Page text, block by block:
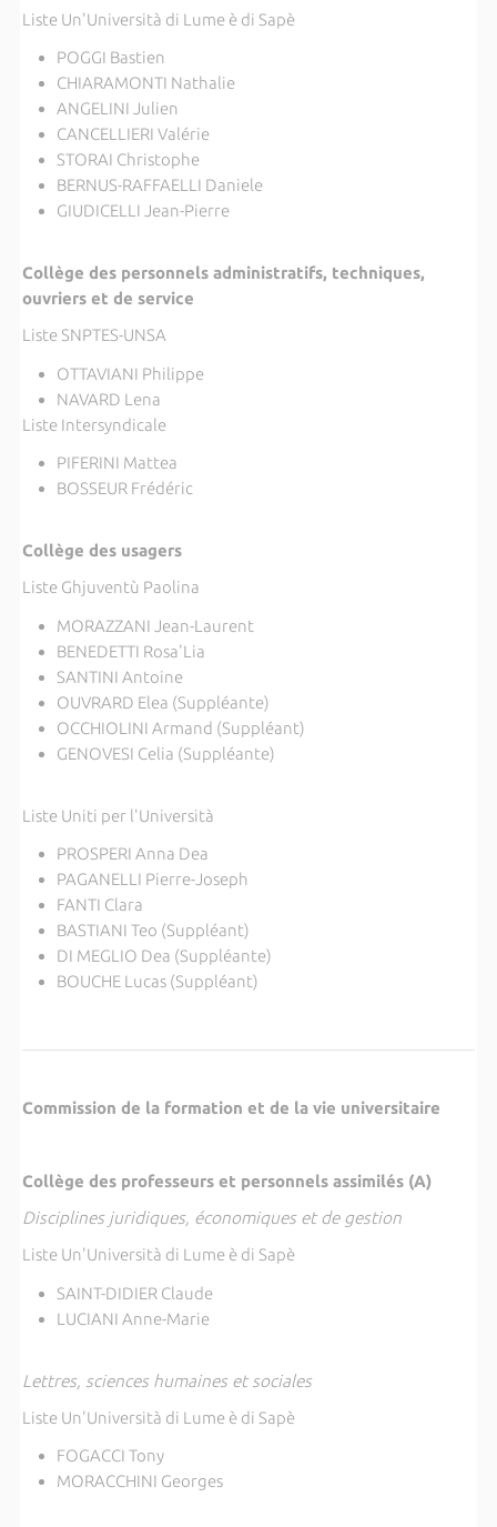
Liste Un'Università di Lume è di Sapè
POGGI Bastien
CHIARAMONTI Nathalie
ANGELINI Julien
CANCELLIERI Valérie
STORAI Christophe
BERNUS-RAFFAELLI Daniele
GIUDICELLI Jean-Pierre
Collège des personnels administratifs, techniques,
ouvriers et de service
Liste SNPTES-UNSA
OTTAVIANI Philippe
NAVARD Lena
Liste Intersyndicale
PIFERINI Mattea
BOSSEUR Frédéric
Collège des usagers
Liste Ghjuventù Paolina
MORAZZANI Jean-Laurent
BENEDETTI Rosa'Lia
SANTINI Antoine
OUVRARD Elea (Suppléante)
OCCHIOLINI Armand (Suppléant)
GENOVESI Celia (Suppléante)
Liste Uniti per l'Università
PROSPERI Anna Dea
PAGANELLI Pierre-Joseph
FANTI Clara
BASTIANI Teo (Suppléant)
DI MEGLIO Dea (Suppléante)
BOUCHE Lucas (Suppléant)
Commission de la formation et de la vie universitaire
Collège des professeurs et personnels assimilés (A)
Disciplines juridiques, économiques et de gestion
Liste Un'Università di Lume è di Sapè
SAINT-DIDIER Claude
LUCIANI Anne-Marie
Lettres, sciences humaines et sociales
Liste Un'Università di Lume è di Sapè
FOGACCI Tony
MORACCHINI Georges